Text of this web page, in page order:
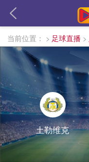
当前位置： > 足球直播 >
土勒维克